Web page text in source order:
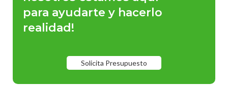
para ayudarte y hacerlo
realidad!
Solicita Presupuesto